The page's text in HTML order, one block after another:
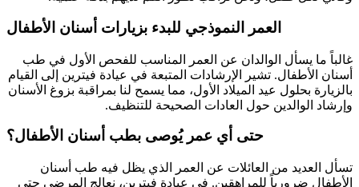
العمر النموذجي للبدء بزيارات أسنان الأطفال
غالباً ما يسأل الوالدان عن العمر المناسب للفحص الأول في طب
أسنان الأطفال. تشير الإرشادات المتبعة في عيادة فيترين إلى القيام
بالزيارة بحلول عيد الميلاد الأول، مما يسمح لنا بمراقبة بزوغ الأسنان
وإرشاد الوالدين حول العادات الصحيحة للتنظيف.
حتى أي عمر يُوصى بطب أسنان الأطفال؟
تسأل العديد من العائلات عن العمر الذي يظل فيه طب أسنان
الأطفال ضرورياً للمراهقين. في عيادة فيترين، نعالج المرضى حتى